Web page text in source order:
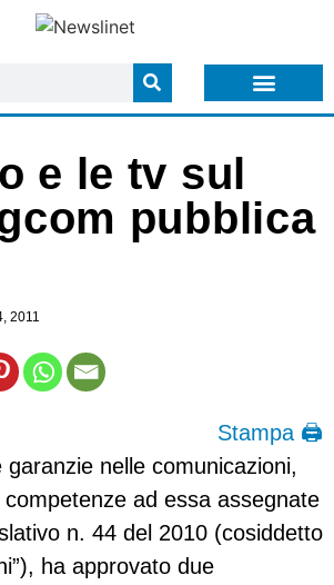
e le tv sul
pubblica
2011
Stampa 🖨
garanzie nelle comunicazioni,
ad essa assegnate
n. 44 del 2010 (cosiddetto
ha approvato due